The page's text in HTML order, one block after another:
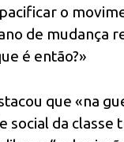
o
de mudança
é então?»
que «na
social da